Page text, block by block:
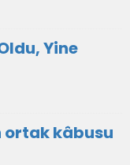
Yine
ortak kâbusu